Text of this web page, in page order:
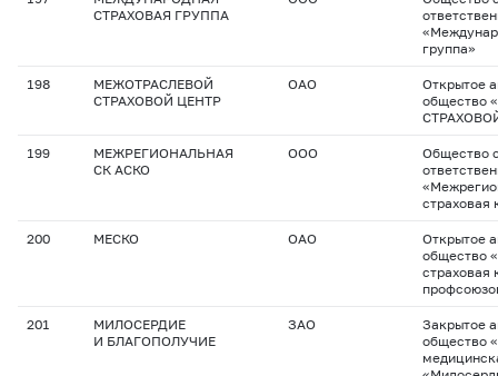
СТРАХОВАЯ ГРУППА
группа»
198
МЕЖОТРАСЛЕВОЙ
СТРАХОВОЙ ЦЕНТР
ОАО
Открытое
общество
199
МЕЖРЕГИОНАЛЬНАЯ
СК АСКО
ООО
Общество
страховая
200 МЕСКО ОАО
Открытое
общество
страховая
201
МИЛОСЕРДИЕ
И БЛАГОПОЛУЧИЕ
ЗАО
Закрытое
общество